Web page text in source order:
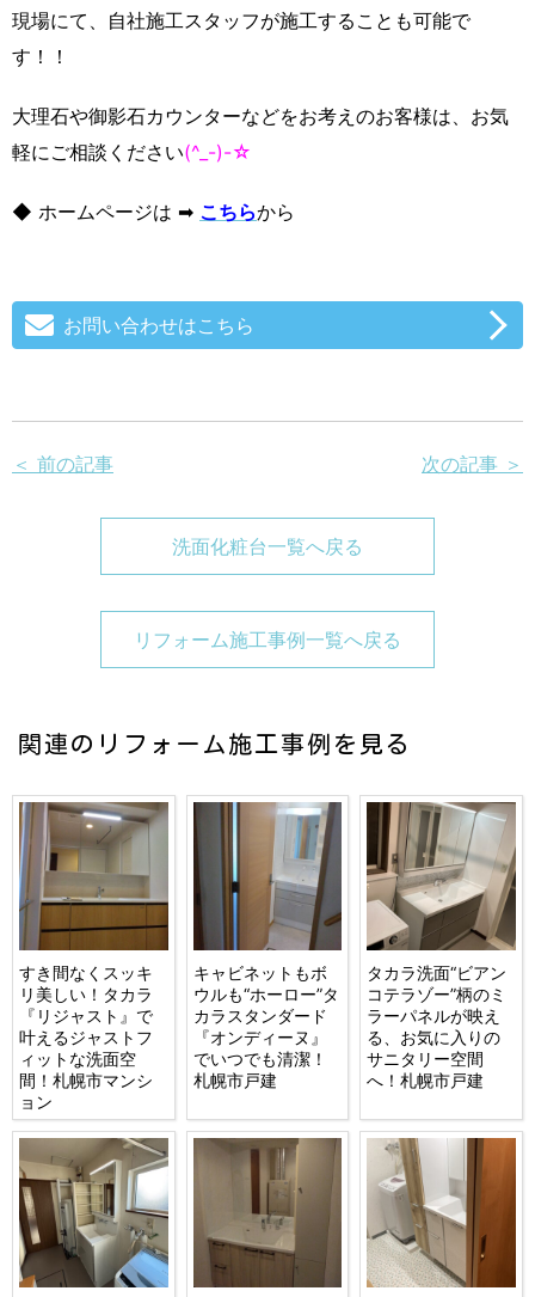
現場にて、自社施工スタッフが施工することも可能で
す！！
大理石や御影石カウンターなどをお考えのお客様は、お気
軽にご相談ください(^_-)-☆
◆ ホームページは ➡ こちらから
お問い合わせはこちら
＜ 前の記事 次の記事 ＞
洗面化粧台一覧へ戻る
リフォーム施工事例一覧へ戻る
関連のリフォーム施工事例を見る
すき間なくスッキ
リ美しい！タカラ
『リジャスト』で
叶えるジャストフ
ィットな洗面空
間！札幌市マンシ
ョン
キャビネットもボ
ウルも“ホーロー”タ
カラスタンダード
『オンディーヌ』
でいつでも清潔！
札幌市戸建
タカラ洗面“ビアン
コテラゾー”柄のミ
ラーパネルが映え
る、お気に入りの
サニタリー空間
へ！札幌市戸建